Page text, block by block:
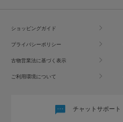
ショッピングガイド
プライバシーポリシー
古物営業法に基づく表示
ご利用環境について
チャットサポート